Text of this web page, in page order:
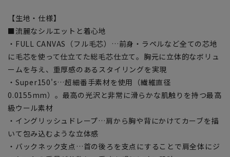
【生地・仕様】
■流麗なシルエットと着心地
・FULL CANVAS（フル毛芯）…前身・ラペルなど全ての芯地
に毛芯を使って仕立てた総毛芯仕立て。胸元に立体的なボリュ
ームを与え、重厚感のあるスタイリングを実現
・Super150's…超細番手素材を使用（繊維直径
0.0155mm）。最高の光沢と非常に滑らかな肌触りを持つ最高
級ウール素材
・イングリッシュドレープ…肩から胸や背にかけてカーブを描
いて包み込むような立体感
・バックネック支点…首の後ろを支点にすることで肩全体にジ